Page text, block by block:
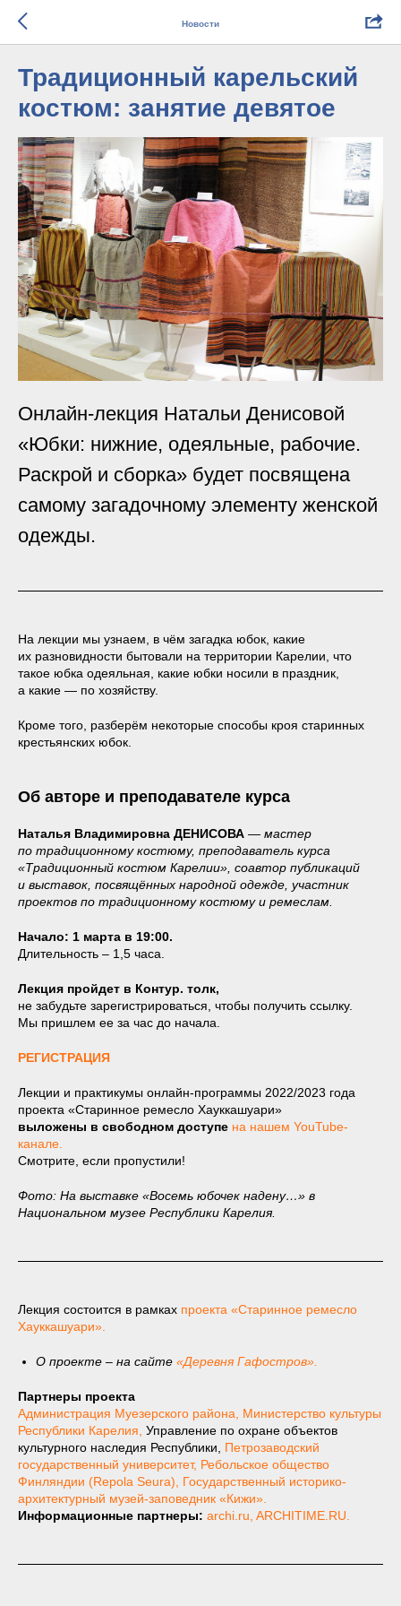
Новости
Традиционный карельский
костюм: занятие девятое
Онлайн-лекция Натальи Денисовой
«Юбки: нижние, одеяльные, рабочие.
Раскрой и сборка» будет посвящена
самому загадочному элементу женской
одежды.
На лекции мы узнаем, в чём загадка юбок, какие
их разновидности бытовали на территории Карелии, что
такое юбка одеяльная, какие юбки носили в праздник,
а какие — по хозяйству.
Кроме того, разберём некоторые способы кроя старинных
крестьянских юбок.
Об авторе и преподавателе курса
Наталья Владимировна ДЕНИСОВА — мастер
по традиционному костюму, преподаватель курса
«Традиционный костюм Карелии», соавтор публикаций
и выставок, посвящённых народной одежде, участник
проектов по традиционному костюму и ремеслам.
Начало: 1 марта в 19:00.
Длительность – 1,5 часа.
Лекция пройдет в Контур. толк,
не забудьте зарегистрироваться, чтобы получить ссылку.
Мы пришлем ее за час до начала.
РЕГИСТРАЦИЯ
Лекции и практикумы онлайн-программы 2022/2023 года
проекта «Старинное ремесло Хауккашуари»
выложены в свободном доступе на нашем YouTube-
канале.
Смотрите, если пропустили!
Фото: На выставке «Восемь юбочек надену…» в
Национальном музее Республики Карелия.
Лекция состоится в рамках проекта «Старинное ремесло
Хауккашуари»
О проекте – на сайте «Деревня Гафостров»
Партнеры проекта
Администрация Муезерского района
Министерство культуры
Республики Карелия Управление по охране объектов
культурного наследия Республики, Петрозаводский
государственный университет, Ребольское общество
Финляндии (Repola Seura)
Государственный историко-
архитектурный музей-заповедник «Кижи»
Информационные партнеры: archi.ru, ARCHITIME.RU.